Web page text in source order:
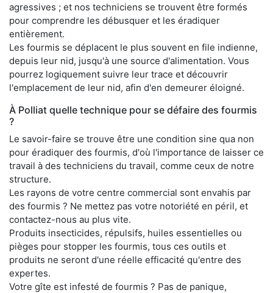
agressives ; et nos techniciens se trouvent être formés
pour comprendre les débusquer et les éradiquer
entièrement.
Les fourmis se déplacent le plus souvent en file indienne,
depuis leur nid, jusqu'à une source d'alimentation. Vous
pourrez logiquement suivre leur trace et découvrir
l'emplacement de leur nid, afin d'en demeurer éloigné.
À Polliat quelle technique pour se défaire des fourmis
?
Le savoir-faire se trouve être une condition sine qua non
pour éradiquer des fourmis, d'où l'importance de laisser ce
travail à des techniciens du travail, comme ceux de notre
structure.
Les rayons de votre centre commercial sont envahis par
des fourmis ? Ne mettez pas votre notoriété en péril, et
contactez-nous au plus vite.
Produits insecticides, répulsifs, huiles essentielles ou
pièges pour stopper les fourmis, tous ces outils et
produits ne seront d'une réelle efficacité qu'entre des
expertes.
Votre gîte est infesté de fourmis ? Pas de panique,